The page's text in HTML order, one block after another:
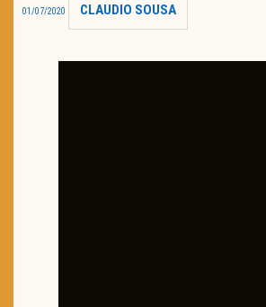
01/07/2020 CLAUDIO SOUSA